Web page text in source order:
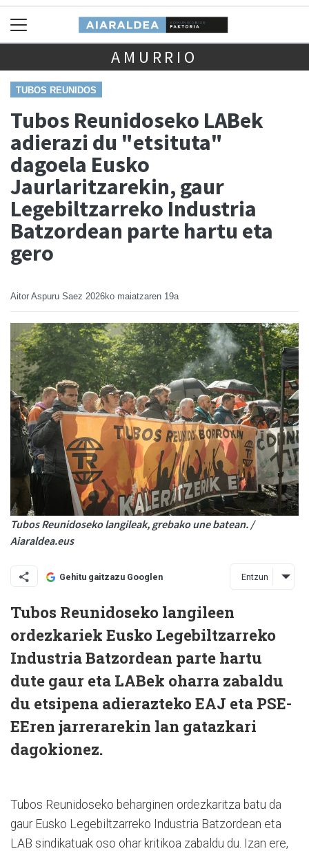
AMURRIO
TUBOS REUNIDOS
Tubos Reunidoseko LABek
adierazi du "etsituta"
dagoela Eusko
Jaurlaritzarekin, gaur
Legebiltzarreko Industria
Batzordean parte hartu eta
gero
Aitor Aspuru Saez 2026ko maiatzaren 19a
Tubos Reunidoseko langileak, grebako une batean. /
Aiaraldea.eus
Gehitu gaitzazu Googlen Entzun
Tubos Reunidoseko langileen
ordezkariek Eusko Legebiltzarreko
Industria Batzordean parte hartu
dute gaur eta LABek oharra zabaldu
du etsipena adierazteko EAJ eta PSE-
EEren jarrerarekin lan gatazkari
dagokionez.
Tubos Reunidoseko beharginen ordezkaritza batu da
gaur Eusko Legebiltzarreko Industria Batzordean eta
LAB sindikatuak oso ohar kritikoa zabaldu du. Izan ere,